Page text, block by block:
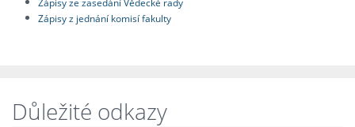
Zápisy z jednání komisí fakulty
Důležité odkazy